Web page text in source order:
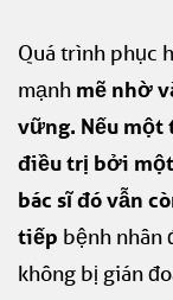
Quá trình phục
mạnh mẽ nhờ
vững. Nếu
điều trị bởi một
bác sĩ đó vẫn
tiếp bệnh nhân
không bị gián